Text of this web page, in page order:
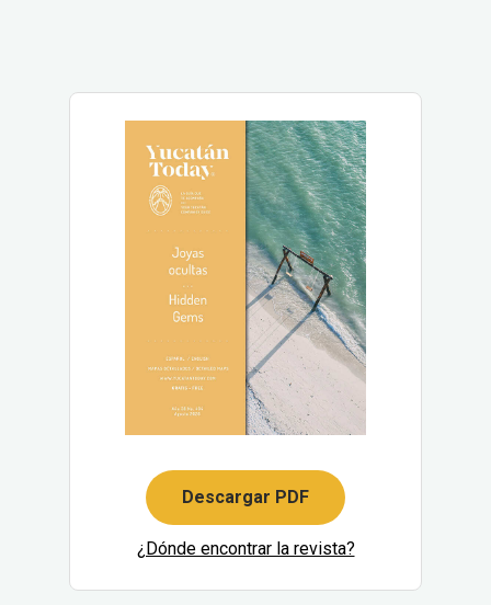
Descargar PDF
¿Dónde encontrar la revista?